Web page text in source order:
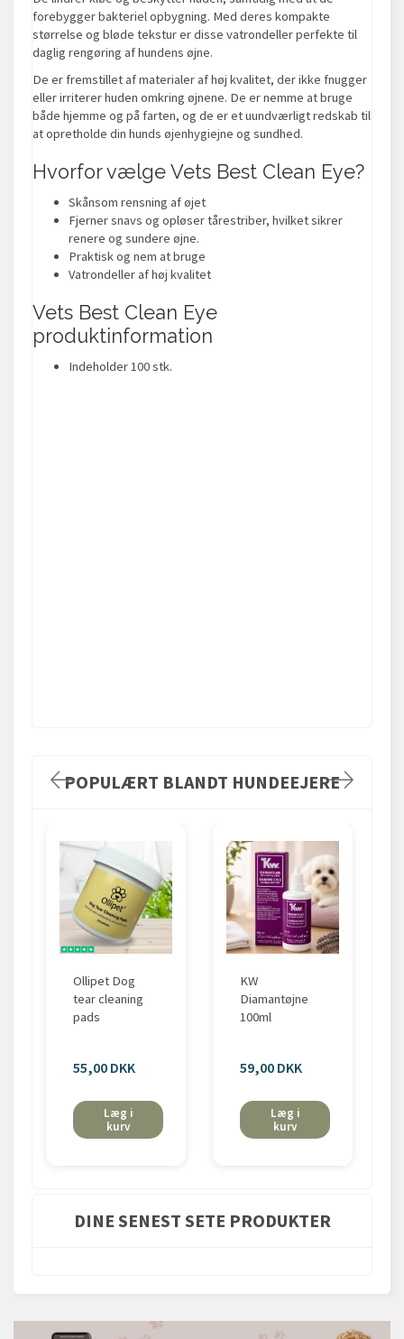
forebygger bakteriel opbygning. Med deres kompakte
størrelse og bløde tekstur er disse vatrondeller perfekte til
daglig rengøring af hundens øjne.
De er fremstillet af materialer af høj kvalitet, der ikke fnugger
eller irriterer huden omkring øjnene. De er nemme at bruge
både hjemme og på farten, og de er et uundværligt redskab til
at opretholde din hunds øjenhygiejne og sundhed.
Hvorfor vælge Vets Best Clean Eye?
Skånsom rensning af øjet
Fjerner snavs og opløser tårestriber, hvilket sikrer
renere og sundere øjne.
Praktisk og nem at bruge
Vatrondeller af høj kvalitet
Vets Best Clean Eye
produktinformation
Indeholder 100 stk.
POPULÆRT BLANDT HUNDEEJERE
Ollipet Dog
tear cleaning
pads
55,00 DKK
Læg i
kurv
KW
Diamantøjne
100ml
59,00 DKK
Læg i
kurv
DINE SENEST SETE PRODUKTER